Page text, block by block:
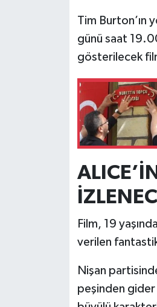
Tim Burton’ın
günü saat
gösterilecek
Film, 19
verilen
Nişan
peşinden gider